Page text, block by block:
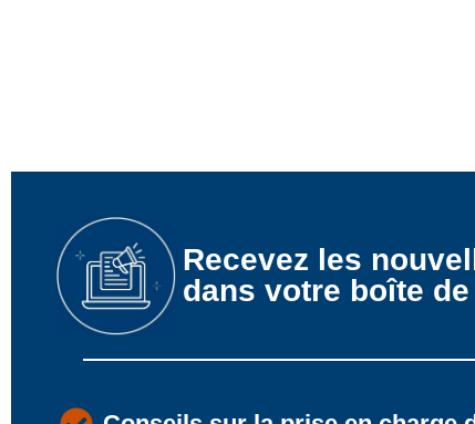
Recevez les
dans votre boîte